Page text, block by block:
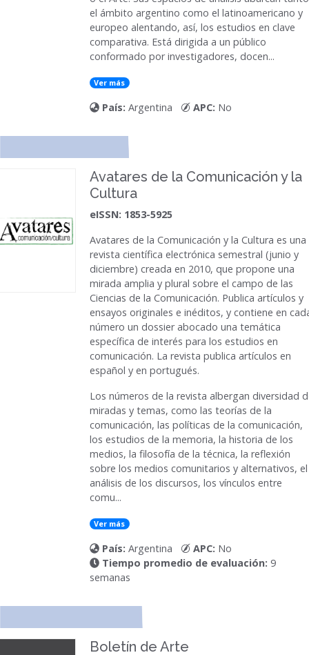
el ámbito argentino como el latinoamericano y
europeo alentando, así, los estudios en clave
comparativa. Está dirigida a un público
conformado por investigadores, docen...
Ver más
País: Argentina APC: No
Avatares de la Comunicación y la
Cultura
eISSN: 1853-5925
Avatares de la Comunicación y la Cultura es una
revista científica electrónica semestral (junio y
diciembre) creada en 2010, que propone una
mirada amplia y plural sobre el campo de las
Ciencias de la Comunicación. Publica artículos y
ensayos originales e inéditos, y contiene en
número un dossier abocado una temática
específica de interés para los estudios en
comunicación. La revista publica artículos en
español y en portugués.
Los números de la revista albergan diversidad
miradas y temas, como las teorías de la
comunicación, las políticas de la comunicación,
los estudios de la memoria, la historia de los
medios, la filosofía de la técnica, la reflexión
sobre los medios comunitarios y alternativos, el
análisis de los discursos, los vínculos entre
comu...
Ver más
País: Argentina APC: No
Tiempo promedio de evaluación: 9
semanas
Boletín de Arte